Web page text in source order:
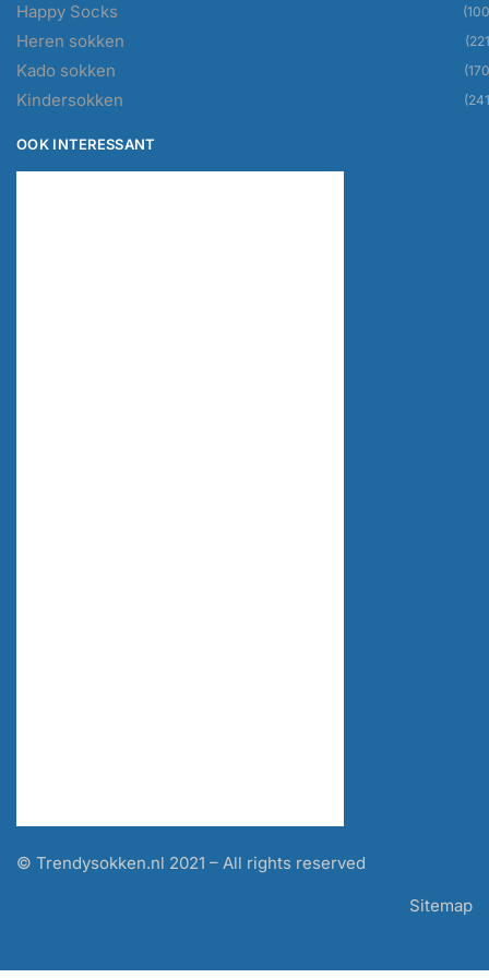
Happy Socks
Heren sokken
Kado sokken
Kindersokken
OOK INTERESSANT
© Trendysokken.nl 2021 – All rights reserved
Sitemap